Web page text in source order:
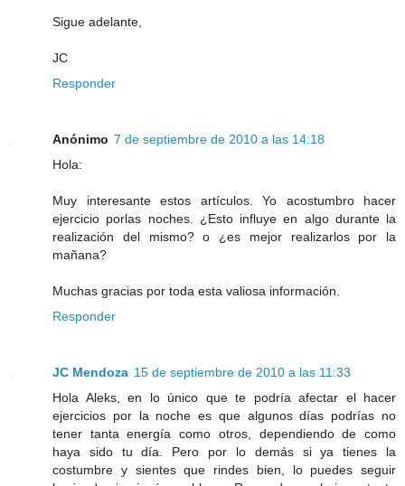
Sigue adelante,
JC
Responder
Anónimo 7 de septiembre de 2010 a las 14:18
Hola:
Muy interesante estos artículos. Yo acostumbro hacer
ejercicio porlas noches. ¿Esto influye en algo durante la
realización del mismo? o ¿es mejor realizarlos por la
mañana?
Muchas gracias por toda esta valiosa información.
Responder
JC Mendoza 15 de septiembre de 2010 a las 11:33
Hola Aleks, en lo único que te podría afectar el hacer
ejercicios por la noche es que algunos días podrías no
tener tanta energía como otros, dependiendo de como
haya sido tu día. Pero por lo demás si ya tienes la
costumbre y sientes que rindes bien, lo puedes seguir